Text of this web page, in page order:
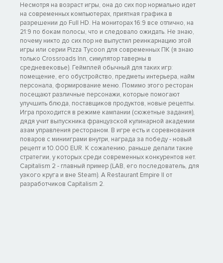
Несмотря на возраст игры, она до сих пор нормально идет
на современных компьютерах, приятная графика в
разрешении до Full HD. На мониторах 16:9 все отлично, на
21:9 по бокам полосы, что и следовало ожидать. Не знаю,
почему никто до сих пор не выпустил реинкарнацию этой
игры или серии Pizza Tycoon для современных ПК (я знаю
только Crossroads Inn, симулятор таверны в
средневековье). Геймплей обычный для таких игр:
помещение, его обустройство, предметы интерьера, найм
персонала, формирование меню. Помимо этого ресторан
посещают различные персонажи, которые помогают
улучшить блюда, поставщиков продуктов, новые рецепты.
Игра проходится в режиме кампании (сюжетные задания),
дядя учит выпускника французской кулинарной академии
азам управления рестораном. В игре есть и соревнования
поваров с минииграми внутри, награда за победу - новый
рецепт и 10.000 EUR. К сожалению, раньше делали такие
стратегии, у которых среди современных конкурентов нет.
Capitalism 2 - главный пример (LAB, его последователь, для
узкого круга и вне Steam). А Restaurant Empire II от
разработчиков Capitalism 2.